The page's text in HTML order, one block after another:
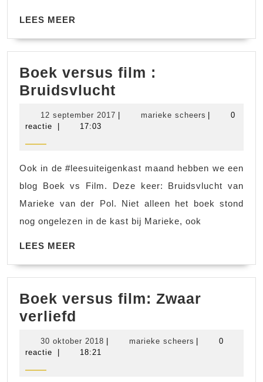
LEES MEER
Boek versus film :
Bruidsvlucht
film
12 september 2017 12
marieke scheers marieke
0
reactie
17:03
Ook in de #leesuiteigenkast maand hebben we een
blog Boek vs Film. Deze keer: Bruidsvlucht van
Marieke van der Pol. Niet alleen het boek stond
nog ongelezen in de kast bij Marieke, ook
LEES MEER
Boek versus film: Zwaar
verliefd
film:
30 oktober 2018 30
marieke scheers marieke
0
reactie
18:21